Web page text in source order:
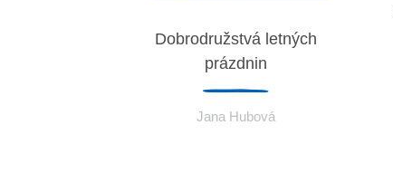
Dobrodružstvá letných
prázdnin
Jana Hubová